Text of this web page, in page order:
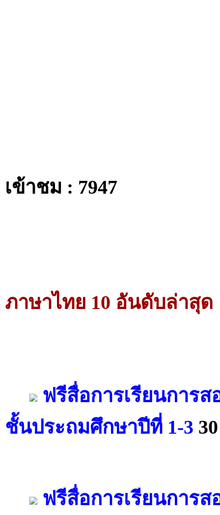
เข้าชม : 7947
ภาษาไทย 10 อันดับล่าสุด
ฟรีสื่อการเรียนการ
ชั้นประถมศึกษาปีที่ 1-3
ฟรีสื่อการเรียนการ